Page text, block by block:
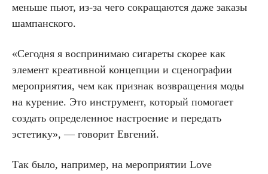
меньше пьют, из-за чего сокращаются даже заказы
шампанского.
«Сегодня я воспринимаю сигареты скорее как
элемент креативной концепции и сценографии
мероприятия, чем как признак возвращения моды
на курение. Это инструмент, который помогает
создать определенное настроение и передать
эстетику», — говорит Евгений.
Так было, например, на мероприятии Love